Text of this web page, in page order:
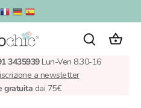
3435939Lun-Ven 8.30-16
a newsletter
gratuita dai 75€